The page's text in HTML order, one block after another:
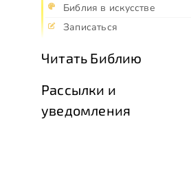
Библия в искусстве
Записаться
Читать Библию
Рассылки и
уведомления